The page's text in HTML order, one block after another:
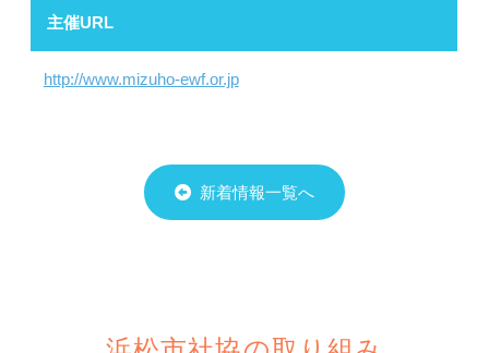
主催URL
http://www.mizuho-ewf.or.jp
新着情報一覧へ